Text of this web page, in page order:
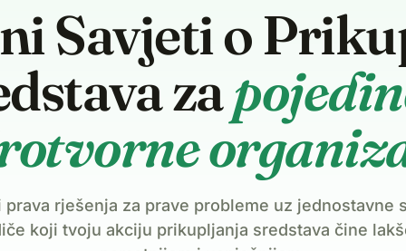
Savjeti o
za
prava rješenja za prave probleme uz jednostavne
koji tvoju akciju prikupljanja sredstava čine